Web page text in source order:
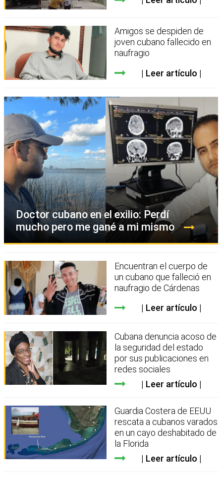
Amigos se despiden de
joven cubano fallecido en
naufragio
Leer artículo
Doctor cubano en el exilio: Perdí
mucho pero me gané a mi mismo
Encuentran el cuerpo de
un cubano que falleció en
naufragio de Cárdenas
Leer artículo
Cubana denuncia acoso de
la seguridad del estado
por sus publicaciones en
redes sociales
Leer artículo
Guardia Costera de EEUU
rescata a cubanos varados
en un cayo deshabitado de
la Florida
Leer artículo